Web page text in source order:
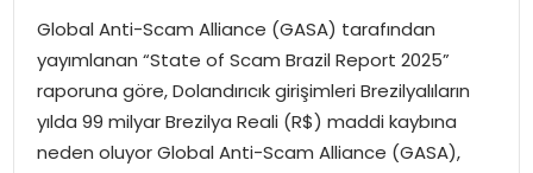
SIYASET
MAGAZIN
Global Anti-Scam Alliance (GASA) tarafından
yayımlanan “State of Scam Brazil Report 2025”
raporuna göre, Dolandırıcık girişimleri Brezilyalıların
yılda 99 milyar Brezilya Reali (R$) maddi kaybına
neden oluyor Global Anti-Scam Alliance (GASA),